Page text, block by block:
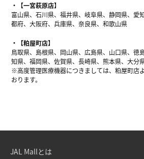
【一宮萩原店】
富山県、石川県、福井県、岐阜県、静岡県、愛
都府、大阪府、兵庫県、奈良県、和歌山県
【粕屋町店】
鳥取県、島根県、岡山県、広島県、山口県、徳
知県、福岡県、佐賀県、長崎県、熊本県、大分
※高度管理医療機器につきましては、粕屋町店
おります。
JAL Mallとは